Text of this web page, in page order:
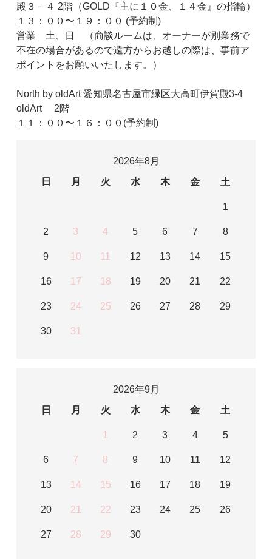
殿３－４ 2階（GOLD『主に１０金、１４金』の指輪）
１３：００〜１９：００ (予約制)
営業 土、日 （商談ルームは、オーナーが別業務で
不在の場合があるので遠方からお越しの際は、事前ア
ポイントをお願いいたします。）
North by oldArt 愛知県名古屋市緑区大高町伊賀殿3-4
oldArt 2階
１１：００〜１６：００(予約制)
2026年8月
日
月 火 水 木 金 土
1
2 3 4 5 6 7 8
9 10 11 12 13 14 15
16 17 18 19 20 21 22
23 24 25 26 27 28 29
30 31
2026年9月
日
月 火 水 木 金 土
1 2 3 4 5
6 7 8 9 10 11 12
13 14 15 16 17 18 19
20 21 22 23 24 25 26
27 28 29 30